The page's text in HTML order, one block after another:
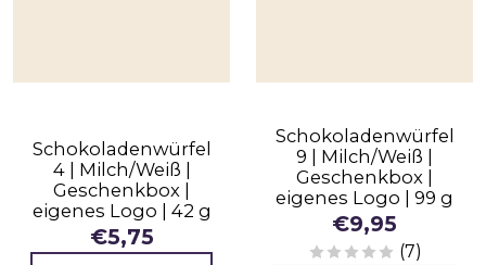
Schokoladenwürfel
4 | Milch/Weiß |
Geschenkbox |
eigenes Logo | 42 g
€5,75
Schokoladenwürfel
9 | Milch/Weiß |
Geschenkbox |
eigenes Logo | 99 g
€9,95
(7)